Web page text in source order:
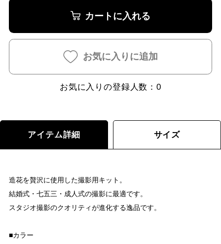
カートに入れる
お気に入りに追加
お気に入りの登録人数：0
アイテム詳細 サイズ
造花を贅沢に使用した撮影用キット。
結婚式・七五三・成人式の撮影に最適です。
スタジオ撮影のクオリティが進化する逸品です。
■カラー